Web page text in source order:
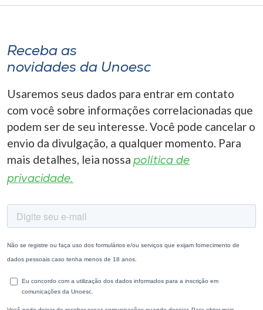
Receba as
novidades da Unoesc
Usaremos seus dados para entrar em contato
com você sobre informações correlacionadas que
podem ser de seu interesse. Você pode cancelar o
envio da divulgação, a qualquer momento. Para
mais detalhes, leia nossa política de
privacidade.